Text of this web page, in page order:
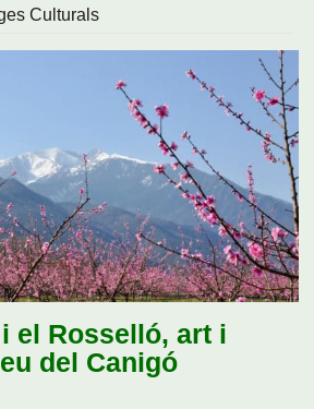
Culturals
el Rosselló, art i
del Canigó